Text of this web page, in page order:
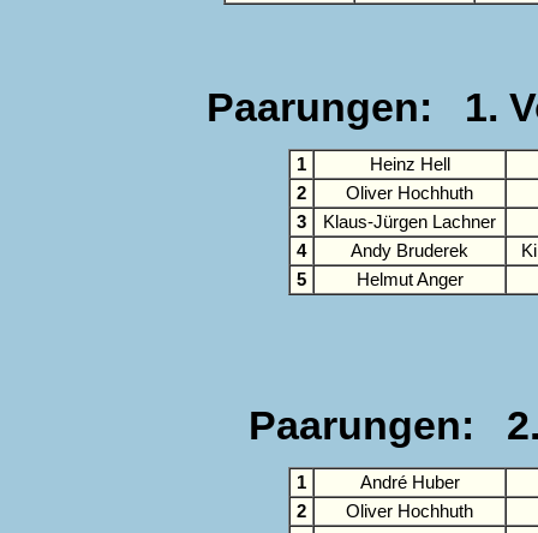
Paarungen: 1.
1
Heinz Hell
2
Oliver Hochhuth
3
Klaus-Jürgen Lachner
4
Andy Bruderek
5
Helmut Anger
Paarungen:
1
André Huber
2
Oliver Hochhuth